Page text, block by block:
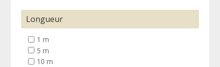
Longueur
1 m
5 m
10 m